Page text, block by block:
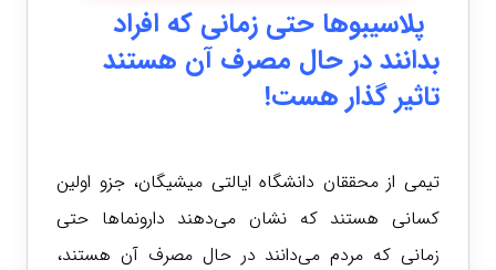
پلاسیبوها حتی زمانی که افراد
بدانند در حال مصرف آن هستند
تاثیر گذار هست!
تیمی از محققان دانشگاه ایالتی میشیگان، جزو اولین
کسانی هستند که نشان می‌دهند دارونماها حتی
زمانی که مردم می‌دانند در حال مصرف آن هستند،